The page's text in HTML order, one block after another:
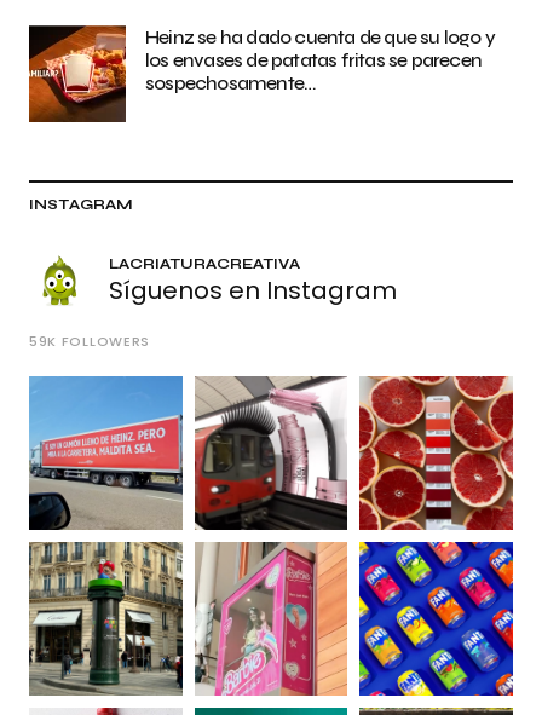
Heinz se ha dado cuenta de que su logo y
los envases de patatas fritas se parecen
sospechosamente…
INSTAGRAM
LACRIATURACREATIVA
Síguenos en Instagram
59K FOLLOWERS